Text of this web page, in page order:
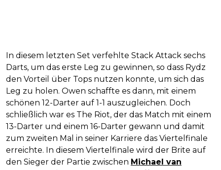
In diesem letzten Set verfehlte Stack Attack sechs
Darts, um das erste Leg zu gewinnen, so dass Rydz
den Vorteil über Tops nutzen konnte, um sich das
Leg zu holen. Owen schaffte es dann, mit einem
schönen 12-Darter auf 1-1 auszugleichen. Doch
schließlich war es The Riot, der das Match mit einem
13-Darter und einem 16-Darter gewann und damit
zum zweiten Mal in seiner Karriere das Viertelfinale
erreichte. In diesem Viertelfinale wird der Brite auf
den Sieger der Partie zwischen Michael van